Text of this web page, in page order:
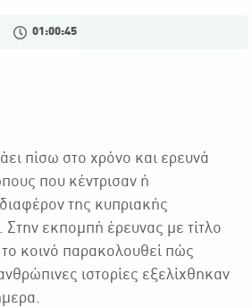
01:00:45
πίσω στο χρόνο και ερευνά
που κέντρισαν ή
της κυπριακής
Στην εκπομπή έρευνας με τίτλο
κοινό παρακολουθεί πώς
ιστορίες εξελίχθηκαν